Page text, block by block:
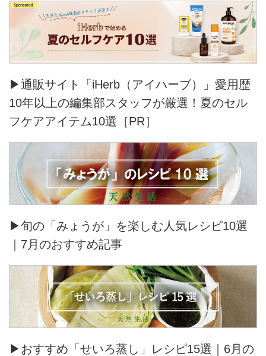
▶通販サイト「iHerb（アイハーブ）」愛用歴
10年以上の編集部スタッフが厳選！夏のセル
フケアアイテム10選［PR］
▶旬の「みょうが」を楽しむ人気レシピ10選
｜7月のおすすめ記事
▶おすすめ「せいろ蒸し」レシピ15選｜6月の